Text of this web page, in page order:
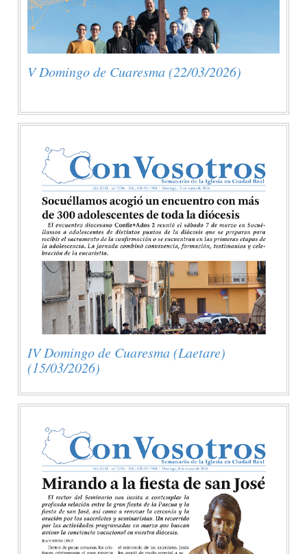
V Domingo de Cuaresma (22/03/2026)
IV Domingo de Cuaresma (Laetare)
(15/03/2026)